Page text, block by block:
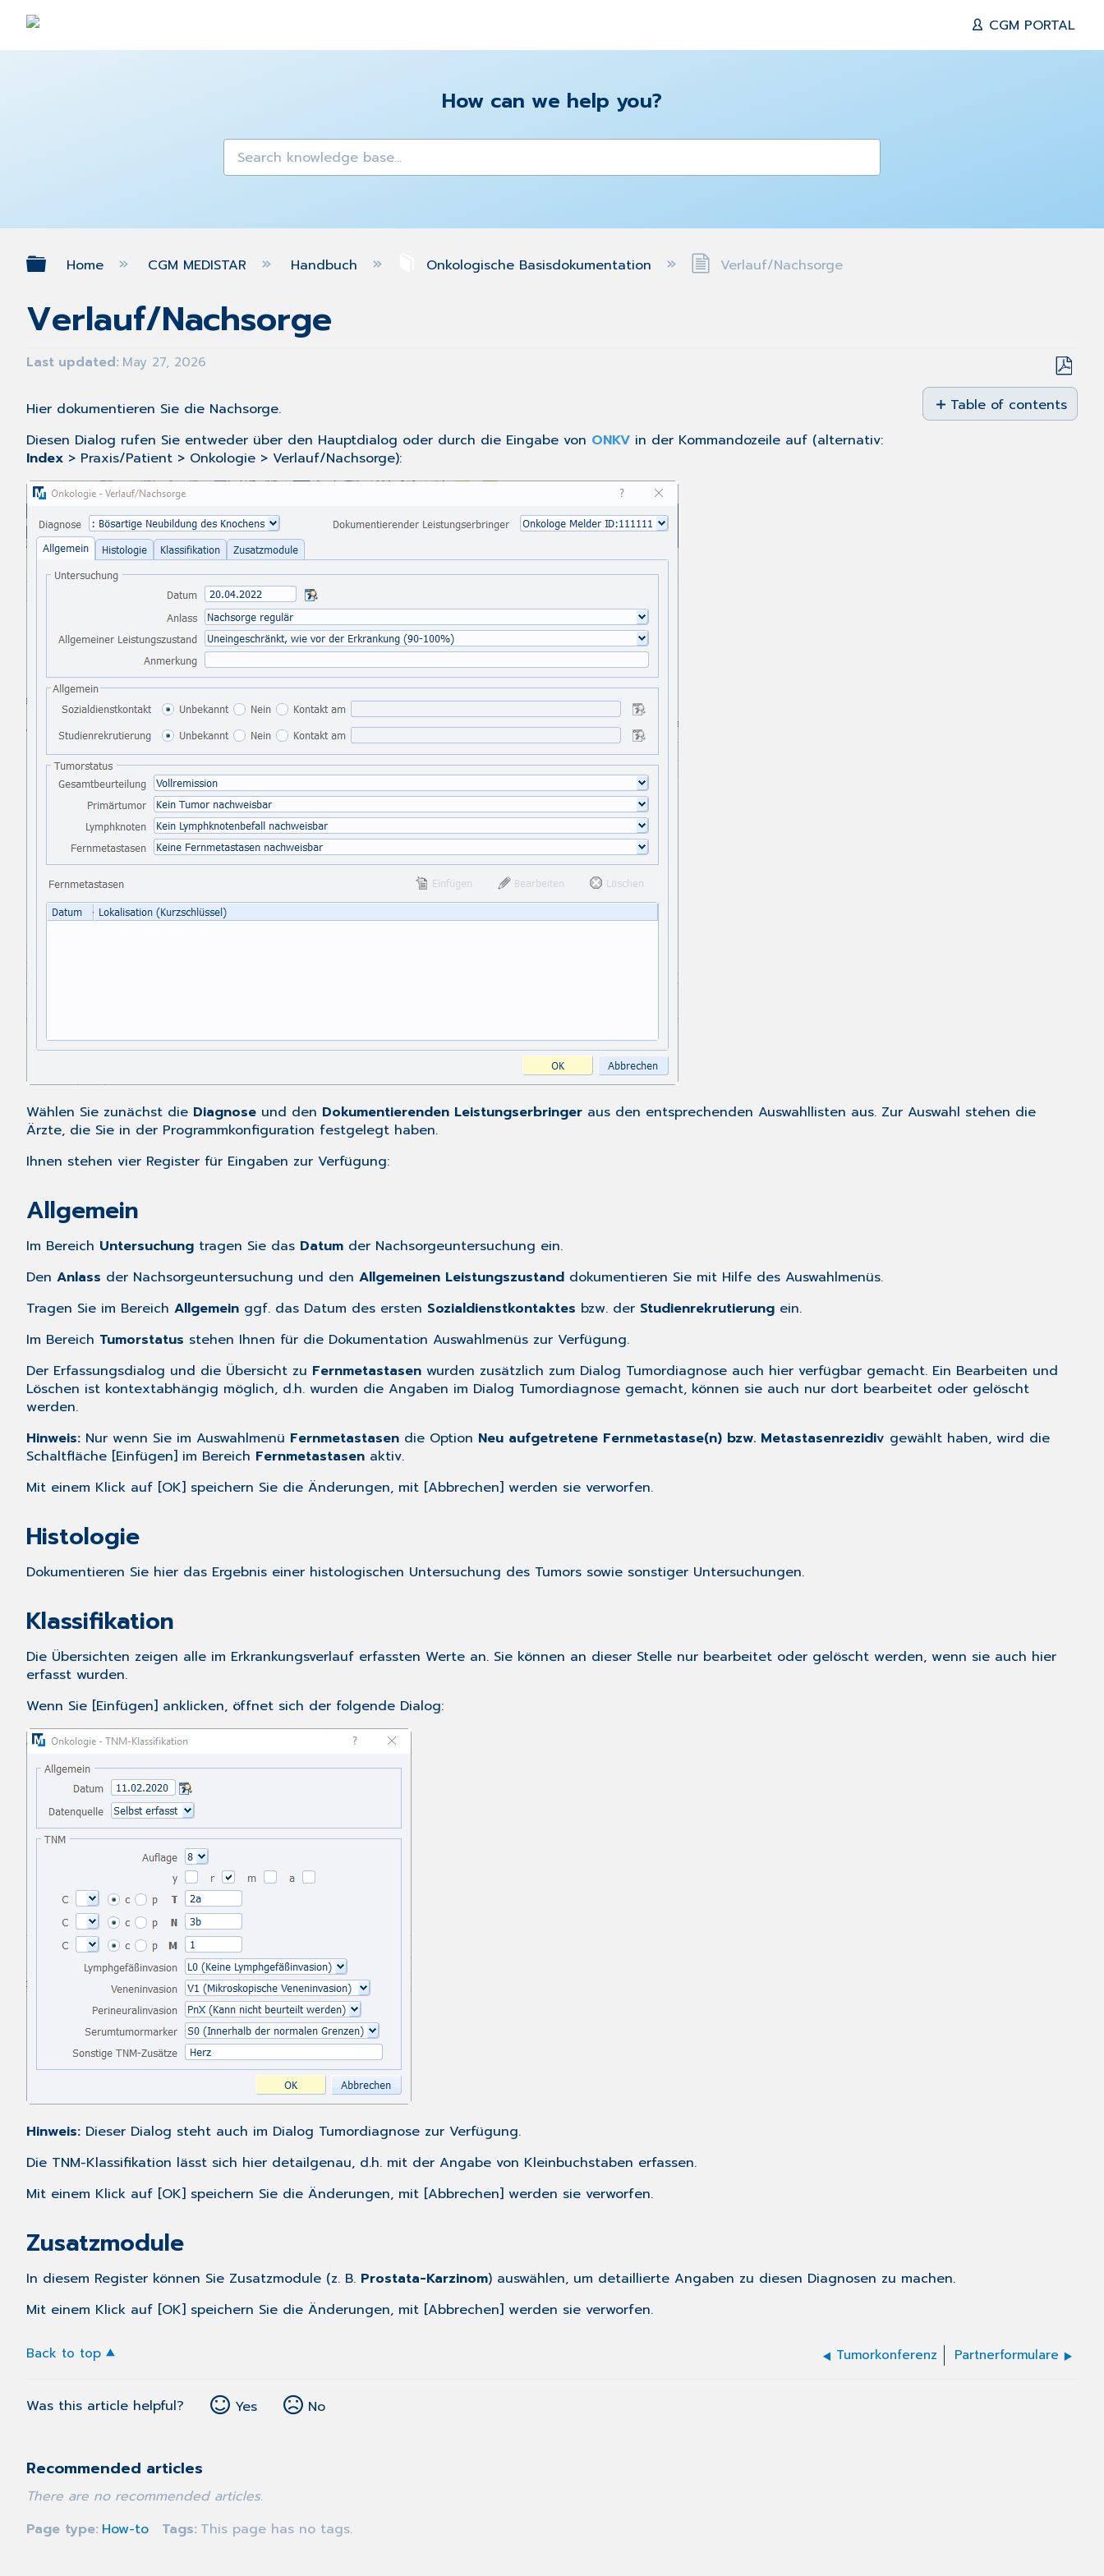
CGM PORTAL
How can we help you?
Expand/collapse global hierarchy
Home CGM MEDISTAR Handbuch Onkologische Basisdokumentation Verlauf/Nachsorge
Verlauf/Nachsorge
Last updated May 27, 2026
Save
as
PDF
Table of contents
Hier dokumentieren Sie die Nachsorge.
Diesen Dialog rufen Sie entweder über den Hauptdialog oder durch die Eingabe von ONKV in der Kommandozeile auf (alternativ:
Index > Praxis/Patient > Onkologie > Verlauf/Nachsorge):
Wählen Sie zunächst die Diagnose und den Dokumentierenden Leistungserbringer aus den entsprechenden Auswahllisten aus. Zur Auswahl stehen die
Ärzte, die Sie in der Programmkonfiguration festgelegt haben.
Ihnen stehen vier Register für Eingaben zur Verfügung:
Allgemein
Im Bereich Untersuchung tragen Sie das Datum der Nachsorgeuntersuchung ein.
Den Anlass der Nachsorgeuntersuchung und den Allgemeinen Leistungszustand dokumentieren Sie mit Hilfe des Auswahlmenüs.
Tragen Sie im Bereich Allgemein ggf. das Datum des ersten Sozialdienstkontaktes bzw. der Studienrekrutierung ein.
Im Bereich Tumorstatus stehen Ihnen für die Dokumentation Auswahlmenüs zur Verfügung.
Der Erfassungsdialog und die Übersicht zu Fernmetastasen wurden zusätzlich zum Dialog Tumordiagnose auch hier verfügbar gemacht. Ein Bearbeiten und
Löschen ist kontextabhängig möglich, d.h. wurden die Angaben im Dialog Tumordiagnose gemacht, können sie auch nur dort bearbeitet oder gelöscht
werden.
Hinweis: Nur wenn Sie im Auswahlmenü Fernmetastasen die Option Neu aufgetretene Fernmetastase(n) bzw. Metastasenrezidiv gewählt haben, wird die
Schaltfläche [Einfügen] im Bereich Fernmetastasen aktiv.
Mit einem Klick auf [OK] speichern Sie die Änderungen, mit [Abbrechen] werden sie verworfen.
Histologie
Dokumentieren Sie hier das Ergebnis einer histologischen Untersuchung des Tumors sowie sonstiger Untersuchungen.
Klassifikation
Die Übersichten zeigen alle im Erkrankungsverlauf erfassten Werte an. Sie können an dieser Stelle nur bearbeitet oder gelöscht werden, wenn sie auch hier
erfasst wurden.
Wenn Sie [Einfügen] anklicken, öffnet sich der folgende Dialog:
Hinweis: Dieser Dialog steht auch im Dialog Tumordiagnose zur Verfügung.
Die TNM-Klassifikation lässt sich hier detailgenau, d.h. mit der Angabe von Kleinbuchstaben erfassen.
Mit einem Klick auf [OK] speichern Sie die Änderungen, mit [Abbrechen] werden sie verworfen.
Zusatzmodule
In diesem Register können Sie Zusatzmodule (z. B. Prostata-Karzinom) auswählen, um detaillierte Angaben zu diesen Diagnosen zu machen.
Mit einem Klick auf [OK] speichern Sie die Änderungen, mit [Abbrechen] werden sie verworfen.
Back to top Tumorkonferenz Partnerformulare
Was this article helpful? Yes No
Recommended articles
There are no recommended articles.
Page type How-to Tags This page has no tags.